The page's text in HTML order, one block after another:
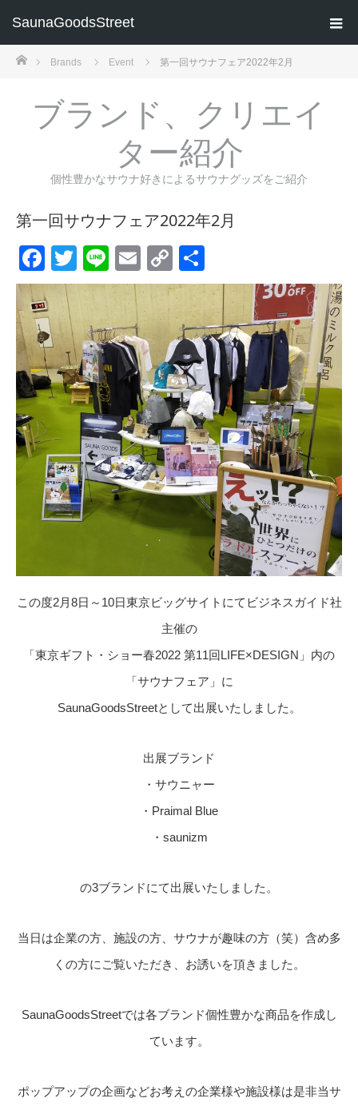
SaunaGoodsStreet
ホームBrands Event 第一回サウナフェア2022年2月
ブランド、クリエイ
ター紹介
個性豊かなサウナ好きによるサウナグッズをご紹介
第一回サウナフェア2022年2月
Facebook
Twitter
LineEmail
Copy
Link
有
この度2月8日～10日東京ビッグサイトにてビジネスガイド社
主催の
「東京ギフト・ショー春2022 第11回LIFE×DESIGN」内の
「サウナフェア」に
SaunaGoodsStreetとして出展いたしました。
出展ブランド
・サウニャー
・Praimal Blue
・saunizm
の3ブランドにて出展いたしました。
当日は企業の方、施設の方、サウナが趣味の方（笑）含め多
くの方にご覧いただき、お誘いを頂きました。
SaunaGoodsStreetでは各ブランド個性豊かな商品を作成し
ています。
ポップアップの企画などお考えの企業様や施設様は是非当サ